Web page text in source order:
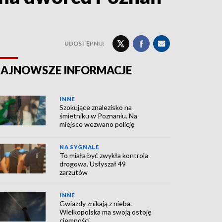
UDOSTĘPNIJ:
INFORMACJE
INNE
Szokujące znalezisko na
śmietniku w Poznaniu. Na
miejsce wezwano policję
NA SYGNALE
To miała być zwykła kontrola
drogowa. Usłyszał 49
zarzutów
INNE
Gwiazdy znikają z nieba.
Wielkopolska ma swoją ostoję
ciemności